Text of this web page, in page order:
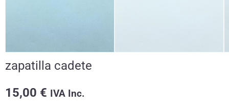
zapatilla cadete
15,00 € IVA Inc.